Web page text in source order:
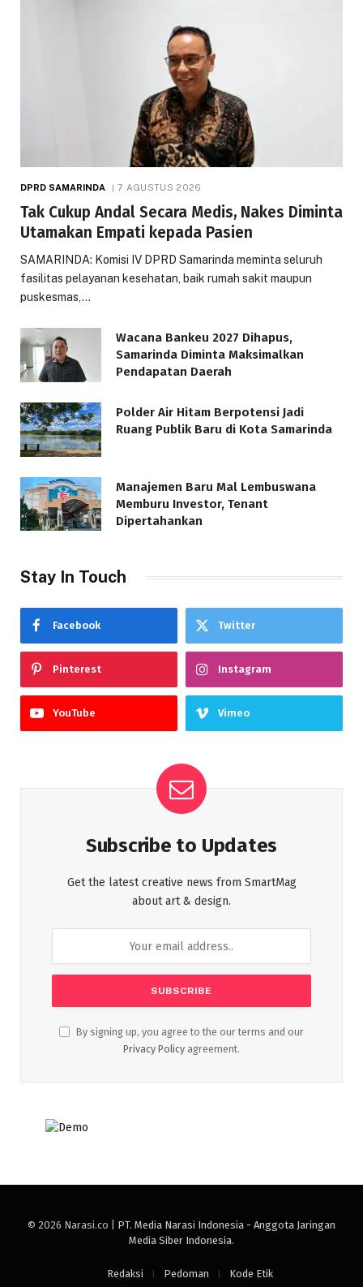
DPRD SAMARINDA 7 AGUSTUS 2026
Tak Cukup Andal Secara Medis, Nakes Diminta
Utamakan Empati kepada Pasien
SAMARINDA: Komisi IV DPRD Samarinda meminta seluruh
fasilitas pelayanan kesehatan, baik rumah sakit maupun
puskesmas,…
Wacana Bankeu 2027 Dihapus,
Samarinda Diminta Maksimalkan
Pendapatan Daerah
Polder Air Hitam Berpotensi Jadi
Ruang Publik Baru di Kota Samarinda
Manajemen Baru Mal Lembuswana
Memburu Investor, Tenant
Dipertahankan
Stay In Touch
Facebook Twitter
Pinterest Instagram
YouTube Vimeo
Subscribe to Updates
Get the latest creative news from SmartMag
about art & design.
By signing up, you agree to the our terms and our
Privacy Policy agreement.
© 2026 Narasi.co | PT. Media Narasi Indonesia - Anggota Jaringan
Media Siber Indonesia.
Redaksi Pedoman Kode Etik